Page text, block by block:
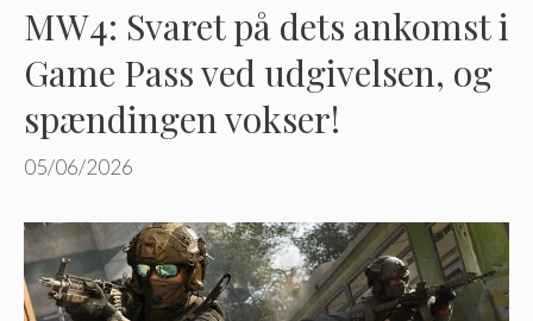
MW4: Svaret på dets ankomst i
Game Pass ved udgivelsen, og
spændingen vokser!
05/06/2026